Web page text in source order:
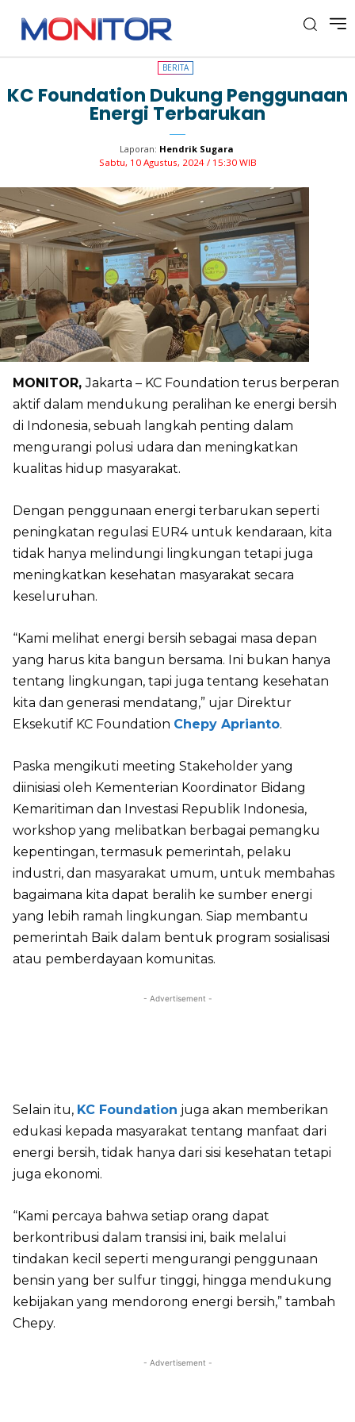
BERITA
BERITA
KC Foundation Dukung Penggunaan
Energi Terbarukan
Laporan: Hendrik Sugara
Sabtu, 10 Agustus, 2024 / 15:30 WIB
MONITOR,Jakarta – KC Foundation terus berperan
aktif dalam mendukung peralihan ke energi bersih
di Indonesia, sebuah langkah penting dalam
mengurangi polusi udara dan meningkatkan
kualitas hidup masyarakat.
Dengan penggunaan energi terbarukan seperti
peningkatan regulasi EUR4 untuk kendaraan, kita
tidak hanya melindungi lingkungan tetapi juga
meningkatkan kesehatan masyarakat secara
keseluruhan.
“Kami melihat energi bersih sebagai masa depan
yang harus kita bangun bersama. Ini bukan hanya
tentang lingkungan, tapi juga tentang kesehatan
kita dan generasi mendatang,” ujar Direktur
Eksekutif KC Foundation Chepy Aprianto.
Paska mengikuti meeting Stakeholder yang
diinisiasi oleh Kementerian Koordinator Bidang
Kemaritiman dan Investasi Republik Indonesia,
workshop yang melibatkan berbagai pemangku
kepentingan, termasuk pemerintah, pelaku
industri, dan masyarakat umum, untuk membahas
bagaimana kita dapat beralih ke sumber energi
yang lebih ramah lingkungan. Siap membantu
pemerintah Baik dalam bentuk program sosialisasi
atau pemberdayaan komunitas.
- Advertisement -
Selain itu, KC Foundation juga akan memberikan
edukasi kepada masyarakat tentang manfaat dari
energi bersih, tidak hanya dari sisi kesehatan tetapi
juga ekonomi.
“Kami percaya bahwa setiap orang dapat
berkontribusi dalam transisi ini, baik melalui
tindakan kecil seperti mengurangi penggunaan
bensin yang ber sulfur tinggi, hingga mendukung
kebijakan yang mendorong energi bersih,” tambah
Chepy.
- Advertisement -